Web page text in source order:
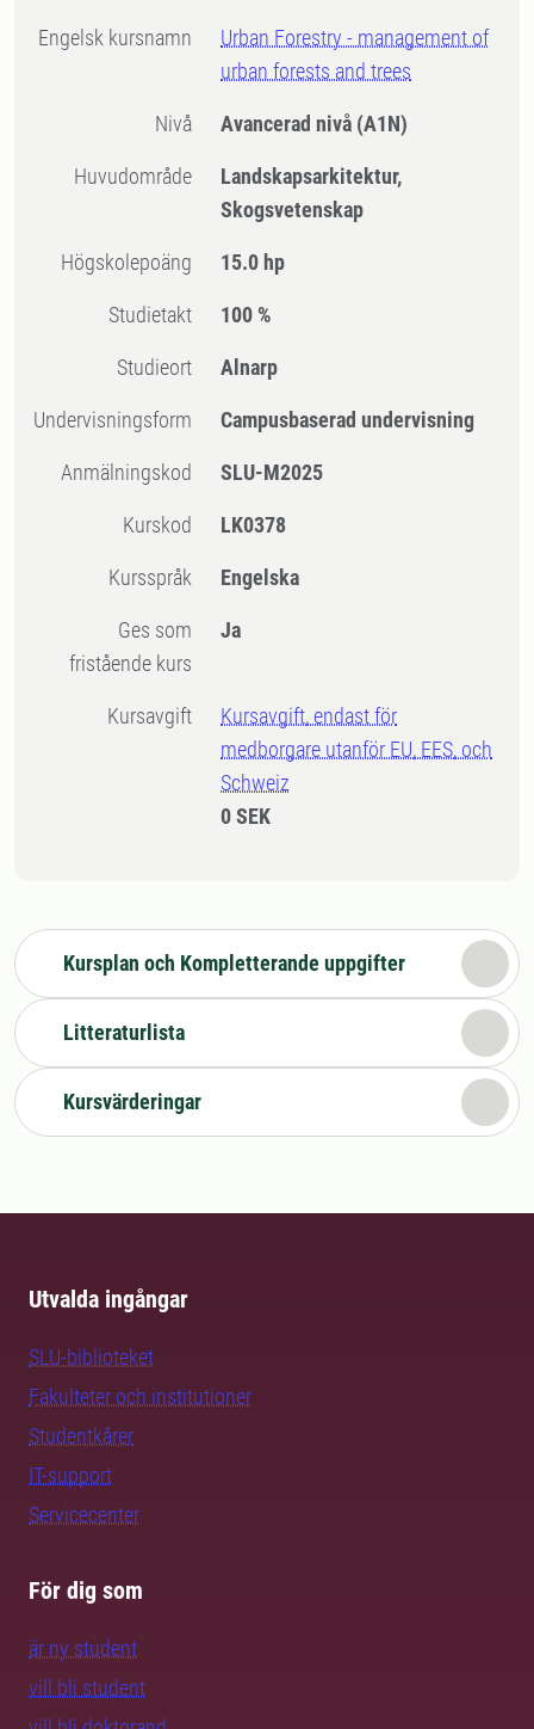
Engelsk kursnamn
Urban Forestry - management of
urban forests and trees
Nivå Avancerad nivå (A1N)
Huvudområde
Landskapsarkitektur,
Skogsvetenskap
högskolepoäng 15.0 hp
Studietakt 100 %
Studieort Alnarp
Undervisningsform Campusbaserad undervisning
Anmälningskod SLU-M2025
Kurskod LK0378
Kursspråk Engelska
Ges som
fristående kurs
Ja
Kursavgift
Kursavgift, endast för
medborgare utanför EU, EES, och
Schweiz
0 SEK
Kursplan och Kompletterande uppgifter
Litteraturlista
Kursvärderingar
Utvalda ingångar
SLU-biblioteket
Fakulteter och institutioner
Studentkårer
IT-support
Servicecenter
För dig som
är ny student
vill bli student